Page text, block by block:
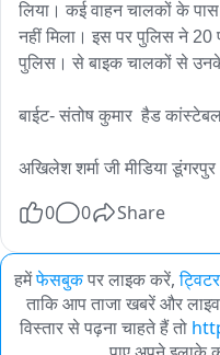
लिया। कई वाहन चालकों के
नहीं मिला। इस पर पुलिस ने 20
पुलिस। से बाइक चालकों से उनके
बाईट- संतोष कुमार  हैड
अखिलेश शर्मा जी मीडिया डूंगरपुर
0 0 Share
हमेंफेसबुकपर लाइक करें, ट्विटर
ताकि आप ताजा खबरें और
विस्तार से पढ़ना चाहते हैं तो